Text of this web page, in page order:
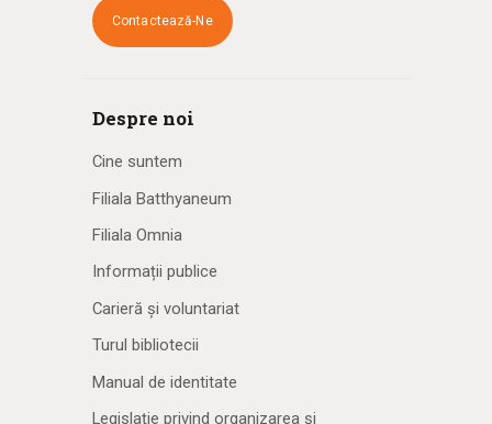
Contactează-Ne
Despre noi
Cine suntem
Filiala Batthyaneum
Filiala Omnia
Informații publice
Carieră și voluntariat
Turul bibliotecii
Manual de identitate
Legislație privind organizarea și